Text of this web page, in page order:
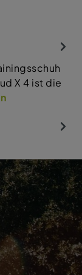
X 4 ist die